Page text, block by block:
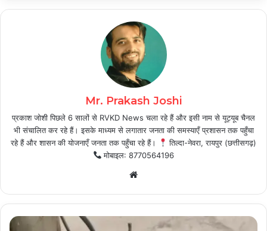
Mr. Prakash Joshi
प्रकाश जोशी पिछले 6 सालों से RVKD News चला रहे हैं और इसी नाम से यूट्यूब चैनल
भी संचालित कर रहे हैं। इसके माध्यम से लगातार जनता की समस्याएँ प्रशासन तक पहुँचा
रहे हैं और शासन की योजनाएँ जनता तक पहुँचा रहे हैं।
तिल्दा-नेवरा, रायपुर (छत्तीसगढ़)
मोबाइल: 8770564196
Website